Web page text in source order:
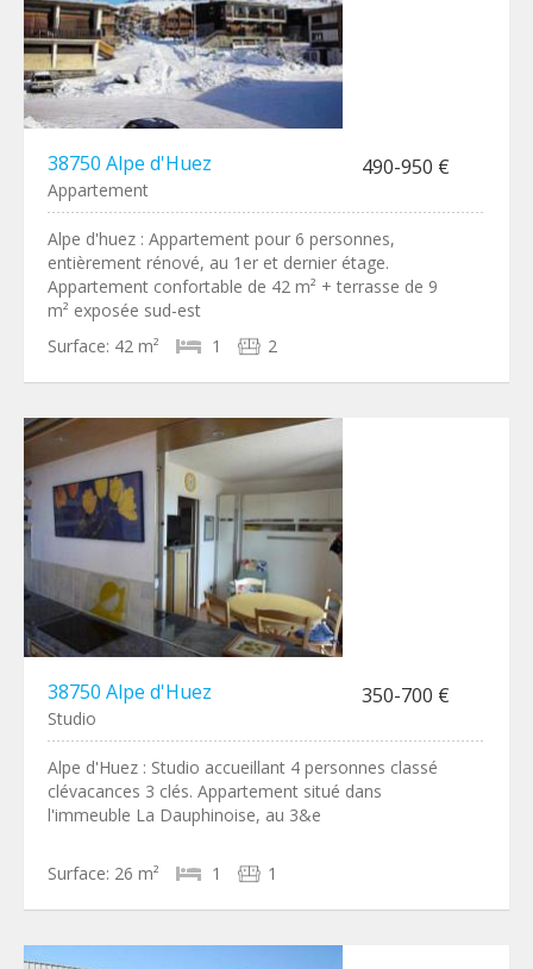
38750 Alpe d'Huez 490-950 €
Appartement
Alpe d'huez : Appartement pour 6 personnes,
entièrement rénové, au 1er et dernier étage.
Appartement confortable de 42 m² + terrasse de 9
m² exposée sud-est
Surface: 42 m² 1 2
38750 Alpe d'Huez 350-700 €
Studio
Alpe d'Huez : Studio accueillant 4 personnes classé
clévacances 3 clés. Appartement situé dans
l'immeuble La Dauphinoise, au 3&e
Surface: 26 m² 1 1